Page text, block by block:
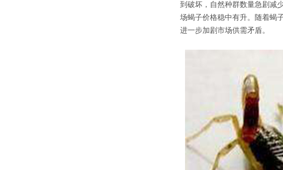
到破坏，自然种群数量急剧减
场蝎子价格稳中有升。随着蝎
进一步加剧市场供需矛盾。